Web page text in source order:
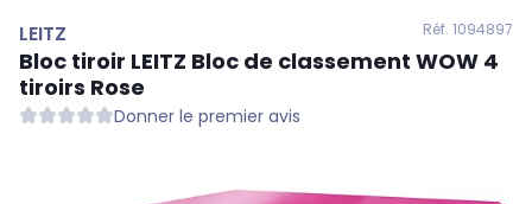
LEITZ Réf. 1094897
Bloc tiroir LEITZ Bloc de classement WOW 4
tiroirs Rose
Donner le premier avis